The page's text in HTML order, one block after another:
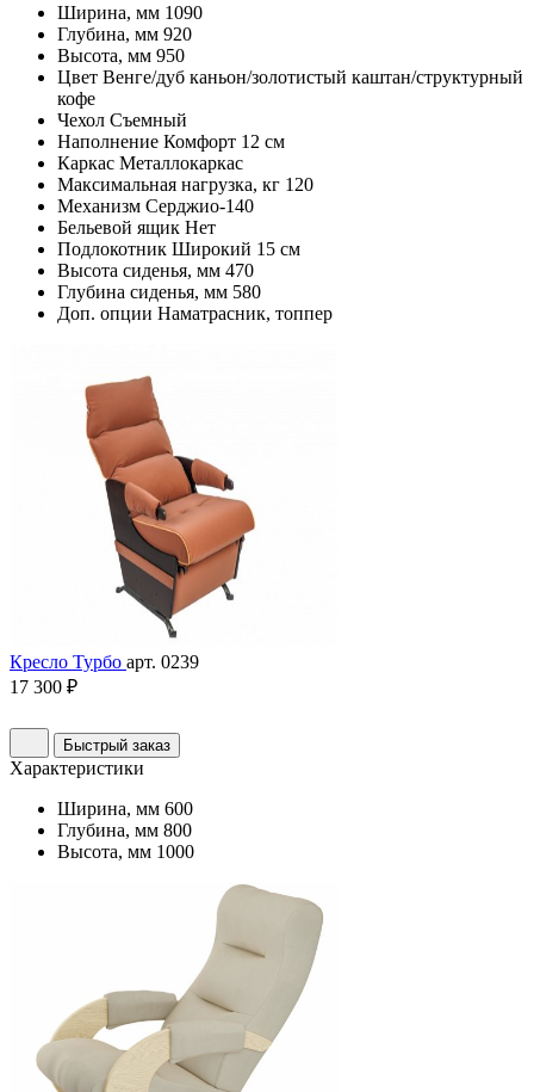
Ширина, мм 1090
Глубина, мм 920
Высота, мм 950
Цвет Венге/дуб каньон/золотистый каштан/структурный
кофе
Чехол Съемный
Наполнение Комфорт 12 см
Каркас Металлокаркас
Максимальная нагрузка, кг 120
Механизм Серджио-140
Бельевой ящик Нет
Подлокотник Широкий 15 см
Высота сиденья, мм 470
Глубина сиденья, мм 580
Доп. опции Наматрасник, топпер
Кресло Турбо арт. 0239
17 300 ₽
Быстрый заказ
Характеристики
Ширина, мм 600
Глубина, мм 800
Высота, мм 1000